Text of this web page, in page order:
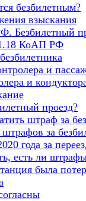
безбилетным?
взыскания
Безбилетный
КоАП РФ
и
и
проезд?
штраф за
за
года за
есть ли
была